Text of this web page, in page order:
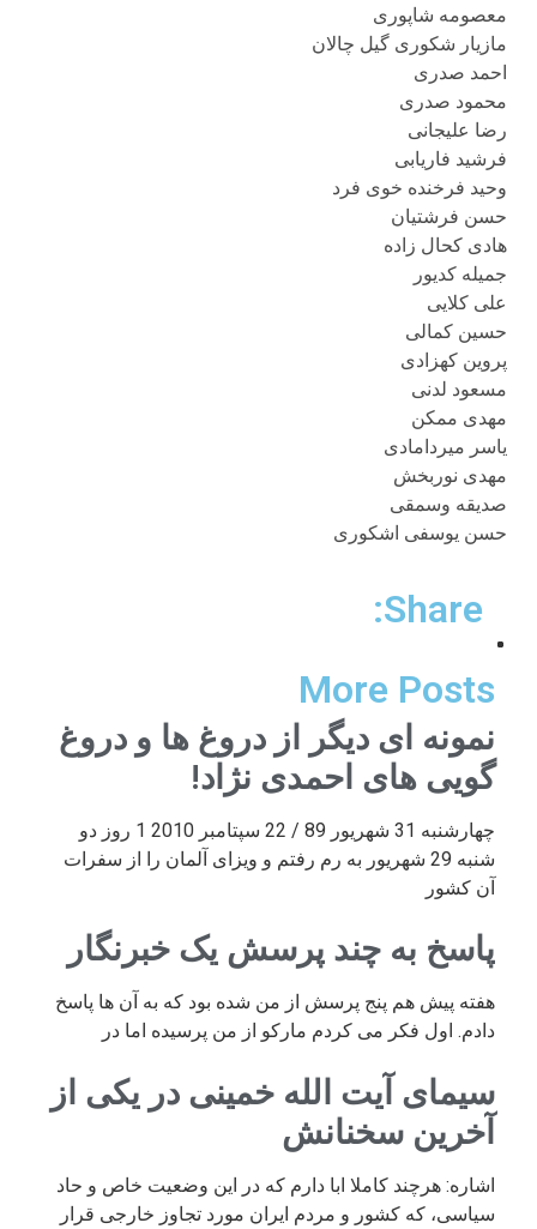
معصومه شاپوری
مازیار شکوری گیل چالان
احمد صدری
محمود صدری
رضا علیجانی
فرشید فاریابی
وحید فرخنده خوی فرد
حسن فرشتیان
هادی کحال زاده
جمیله کدیور
علی کلایی
حسین کمالی
پروین کهزادی
مسعود لدنی
مهدی ممکن
یاسر میردامادی
مهدی نوربخش
صدیقه وسمقی
حسن یوسفی اشکوری
Share:
More Posts
نمونه ای دیگر از دروغ ها و دروغ
گویی های احمدی نژاد!
چهارشنبه 31 شهریور 89 / 22 سپتامبر 2010 1 روز دو
شنبه 29 شهریور به رم رفتم و ویزای آلمان را از سفرات
آن کشور
پاسخ به چند پرسش یک خبرنگار
هفته پیش هم پنج پرسش از من شده بود که به آن ها پاسخ
دادم. اول فکر می کردم مارکو از من پرسیده اما در
سیمای آیت الله خمینی در یکی از
آخرین سخنانش
اشاره: هرچند کاملا ابا دارم که در این وضعیت خاص و حاد
سیاسی، که کشور و مردم ایران مورد تجاوز خارجی قرار